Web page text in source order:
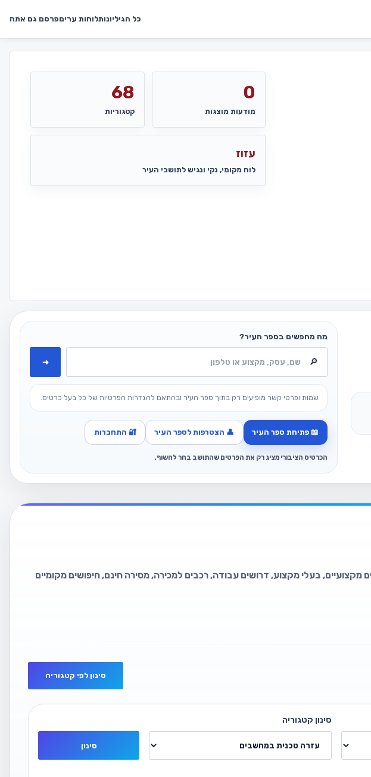
כל הגיליונותלוחות עריםפרסם גם אתה
0
מודעות מוצגות
68
קטגוריות
עזוז
לוח מקומי, נקי ונגיש לתושבי העיר
מה מחפשים בספר העיר?
➜
שמות ופרטי קשר מופיעים רק בתוך ספר העיר ובהתאם להגדרות הפרטיות של כל בעל כרטיס.
📖 פתיחת ספר העיר 👤 הצטרפות לספר העיר 🔐 התחברות
הכרטיס הציבורי מציג רק את הפרטים שהתושב בחר לחשוף.
מקצועיים, בעלי מקצוע, דרושים עבודה, רכבים למכירה, מסירה חינם, חיפושים מקומיים
סינון לפי קטגוריה
סינון קטגוריה
סינון